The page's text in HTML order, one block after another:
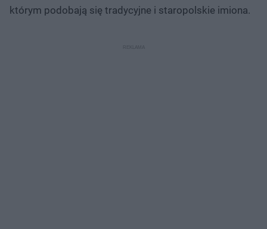
którym podobają się tradycyjne i staropolskie imiona.